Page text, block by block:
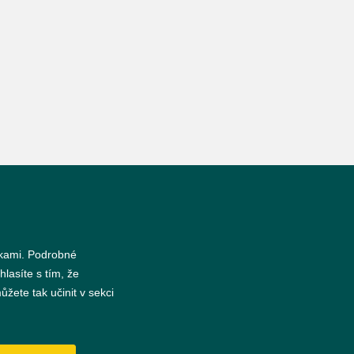
Podrobné
s tím, že
tak učinit v sekci